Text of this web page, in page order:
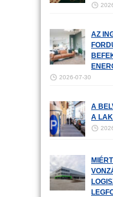
AZ
2026-07-30
A
A